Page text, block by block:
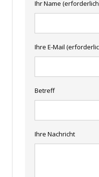
Ihr Name
Ihre E-Mail
Betreff
Ihre Nachricht